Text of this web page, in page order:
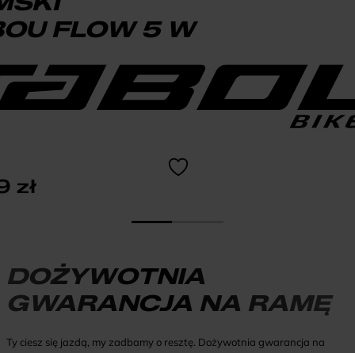
FLOW 5 W
zł
DOŻYWOTNIA
GWARANCJA NA RAMĘ
Ty ciesz się jazdą, my zadbamy o resztę. Dożywotnia gwarancja na